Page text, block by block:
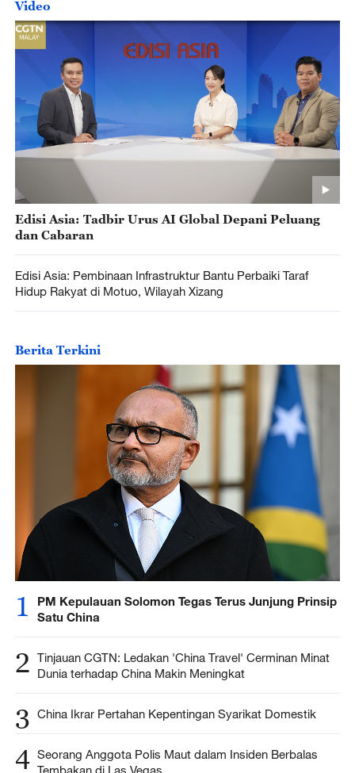
Video
Edisi Asia: Tadbir Urus AI Global Depani Peluang
dan Cabaran
Edisi Asia: Pembinaan Infrastruktur Bantu Perbaiki Taraf
Hidup Rakyat di Motuo, Wilayah Xizang
Berita Terkini
1
PM Kepulauan Solomon Tegas Terus Junjung Prinsip
Satu China
2 Tinjauan CGTN: Ledakan 'China Travel' Cerminan Minat
Dunia terhadap China Makin Meningkat
3 China Ikrar Pertahan Kepentingan Syarikat Domestik
4 Seorang Anggota Polis Maut dalam Insiden Berbalas
Tembakan di Las Vegas